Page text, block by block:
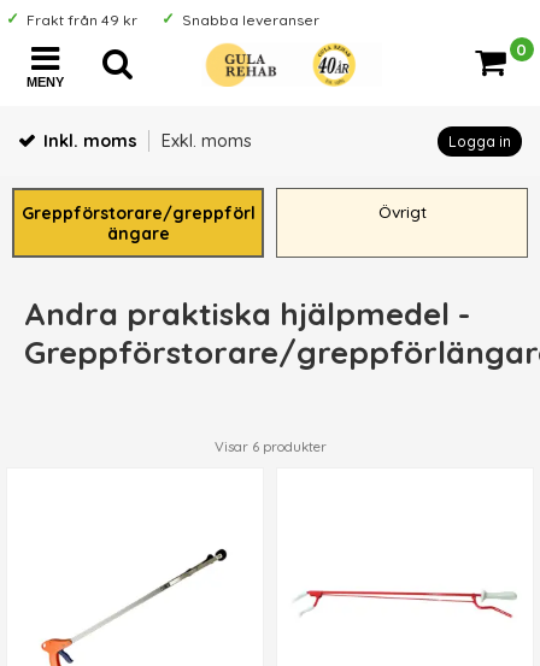
Frakt från 49 kr Snabba leveranser
MENY
0
Inkl. moms Exkl. moms Logga in
Greppförstorare/greppförl
ängare
Övrigt
Andra praktiska hjälpmedel -
Greppförstorare/
Visar 6produkter